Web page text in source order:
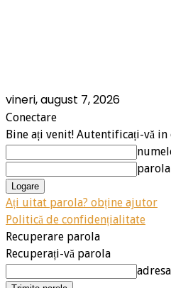
vineri, august 7, 2026
Conectare
Bine ați venit! Autentificați-vă
Ați uitat parola? obține ajutor
Politică de confidențialitate
Recuperare parola
Recuperați-vă parola